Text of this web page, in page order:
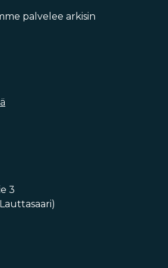
palvelee arkisin
3